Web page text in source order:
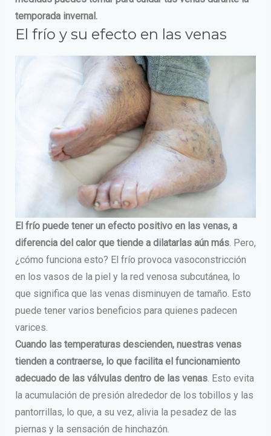
temporada invernal.
El frío y su efecto en las venas
El frío puede tener un efecto positivo en las venas, a
diferencia del calor que tiende a dilatarlas aún más. Pero,
¿cómo funciona esto? El frío provoca vasoconstricción
en los vasos de la piel y la red venosa subcutánea, lo
que significa que las venas disminuyen de tamaño. Esto
puede tener varios beneficios para quienes padecen
varices.
Cuando las temperaturas descienden, nuestras venas
tienden a contraerse, lo que facilita el funcionamiento
adecuado de las válvulas dentro de las venas. Esto evita
la acumulación de presión alrededor de los tobillos y las
pantorrillas, lo que, a su vez, alivia la pesadez de las
piernas y la sensación de hinchazón.